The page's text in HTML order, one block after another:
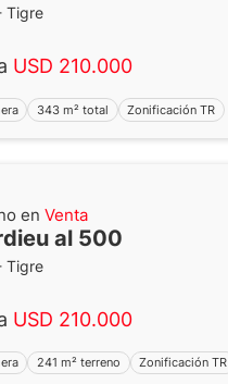
Tigre
USD 210.000
343 m² total Zonificación TR
en Venta
al 500
Tigre
USD 210.000
241 m² terreno Zonificación TR